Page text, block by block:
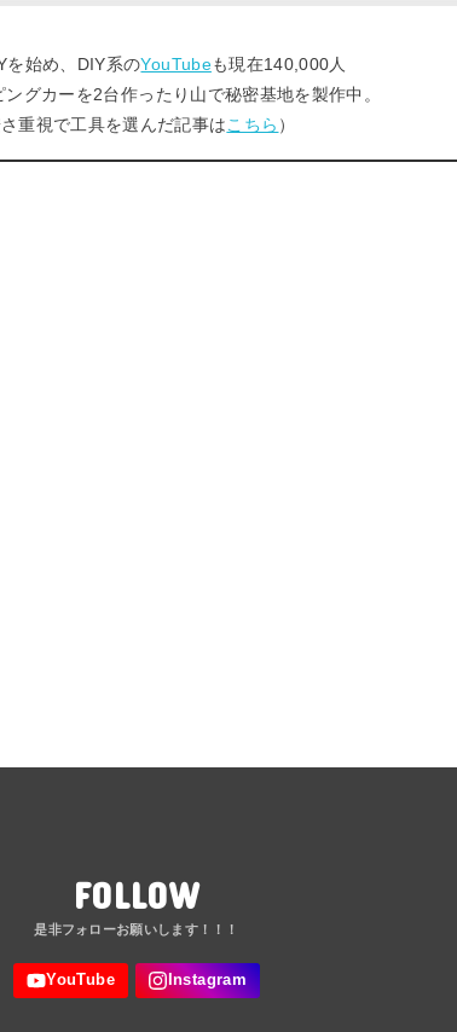
を始め、DIY系のYouTubeも現在140,000人
グカーを2台作ったり山で秘密基地を製作中。
重視で工具を選んだ記事はこちら ）
FOLLOW